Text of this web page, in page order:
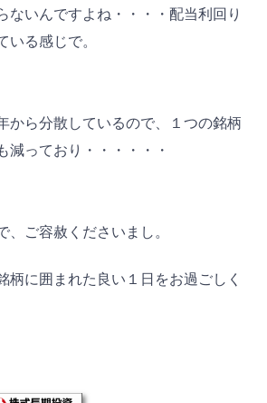
ないんですよね・・・・配当利回り
いる感じで。
から分散しているので、１つの銘柄
減っており・・・・・・
、ご容赦くださいまし。
柄に囲まれた良い１日をお過ごしく